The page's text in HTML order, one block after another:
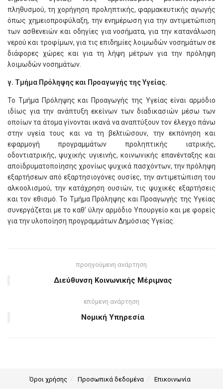
πληθυσμού, τη χορήγηση προληπτικής, φαρμακευτικής αγωγής
όπως χημειοπροφύλαξη, την ενημέρωση για την αντιμετώπιση
των ασθενειών και οδηγίες για νοσήματα, για την κατανάλωση
νερού και τροφίμων, για τις επιδημίες λοιμωδών νοσημάτων σε
διάφορες χώρες και για τη λήψη μέτρων για την πρόληψη
λοιμωδών νοσημάτων.
γ. Τμήμα Πρόληψης και Προαγωγής της Υγείας.
Το Τμήμα Πρόληψης και Προαγωγής της Υγείας είναι αρμόδιο
ιδίως για την ανάπτυξη εκείνων των διαδικασιών μέσω των
οποίων τα άτομα γίνονται ικανά να αναπτύξουν τον έλεγχο πάνω
στην υγεία τους και να τη βελτιώσουν, την εκπόνηση και
εφαρμογή προγραμμάτων προληπτικής ιατρικής,
οδοντιατρικής, ψυχικής υγιεινής, κοινωνικής επανένταξης και
αποϊδρυματοποίησης χρονίως ψυχικά πασχόντων, την πρόληψη
εξαρτήσεων από εξαρτησιογόνες ουσίες, την αντιμετώπιση του
αλκοολισμού, την κατάχρηση ουσιών, τις ψυχικές εξαρτήσεις
και τον εθισμό. Το Τμήμα Πρόληψης και Προαγωγής της Υγείας
συνεργάζεται με το καθ’ ύλην αρμόδιο Υπουργείο και με φορείς
για την υλοποίηση προγραμμάτων Δημόσιας Υγείας.
προηγούμενη ανάρτηση
Διεύθυνση Κοινωνικής Μέριμνας
επόμενη ανάρτηση
Νομική Υπηρεσία
Όροι χρήσης Προσωπικά δεδομένα Επικοινωνία